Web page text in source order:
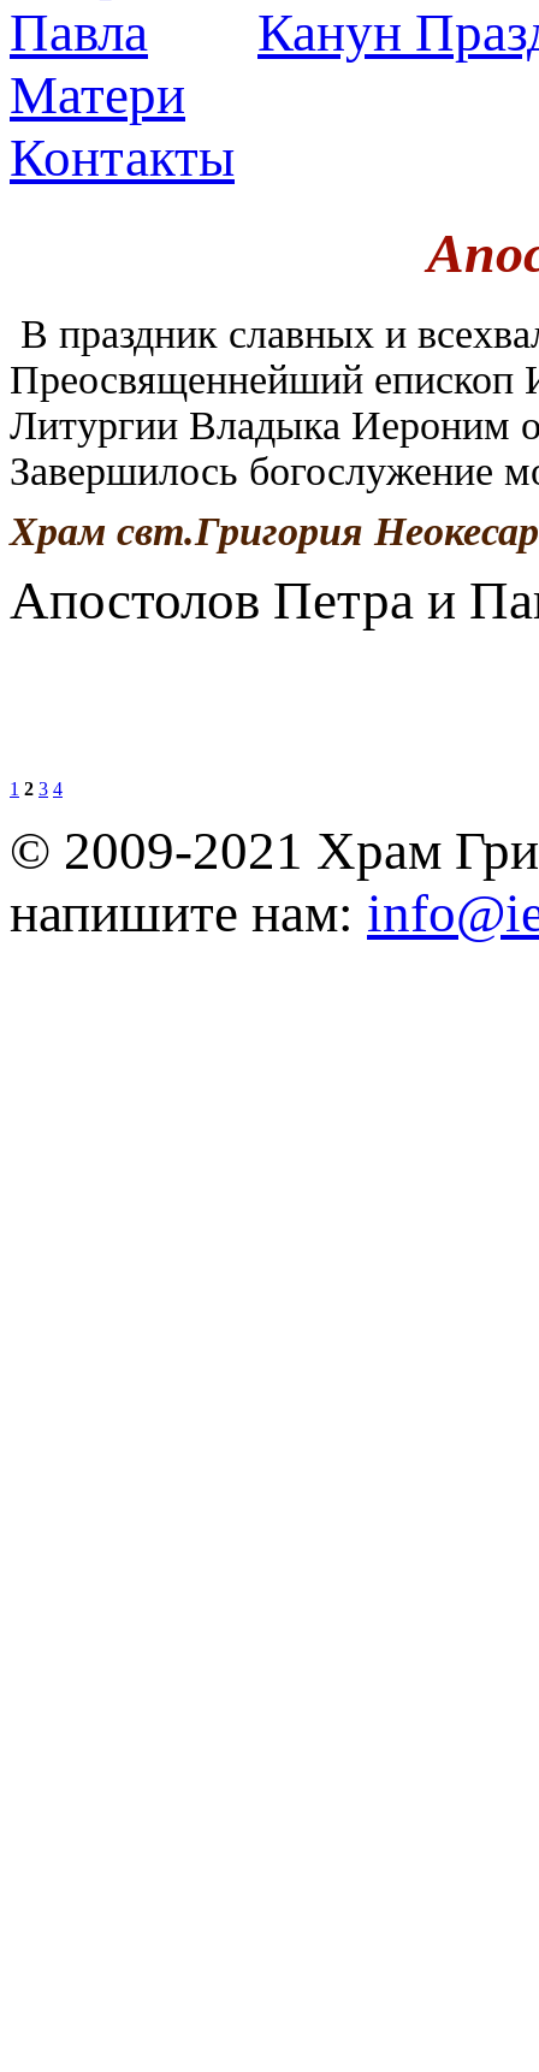
Канун
Матери
Контакты
В праздник славных и
Преосвященнейший епископ
Литургии Владыка Иероним
Завершилось богослужение
Храм свт.Григория
Апостолов Петра и
1 2 3 4
© 2009-2021 Храм
напишите нам: